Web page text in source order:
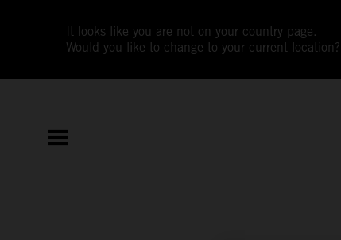
It looks like you are not on your country page.
Would you like to change to your current location?